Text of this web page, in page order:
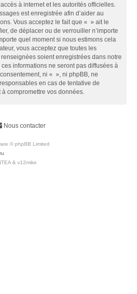
à internet et les autorités officielles.
est enregistrée afin d’aider au
Vous acceptez le fait que « » ait le
de déplacer ou de verrouiller n’importe
quel moment si nous estimons cela
vous acceptez que toutes les
soient enregistrées dans notre
informations ne seront pas diffusées à
ni « », ni phpBB, ne
en cas de tentative de
compromettre vos données.
Nous contacter
© phpBB Limited
& v12mike